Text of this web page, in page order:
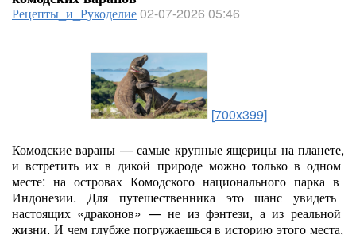
Рецепты_и_Рукоделие02-07-2026 05:46
[700x399]
Комодские вараны — самые крупныеящерицы напланете,
и встретить их в дикой природеможнотольков одном
месте: на островах Комодского национального парка в
Индонезии. Дляпутешественникаэтошанс увидеть
настоящих «драконов» — не изфэнтези, аиз реальной
жизни. И чемглубжепогружаешьсяв историю этого места,